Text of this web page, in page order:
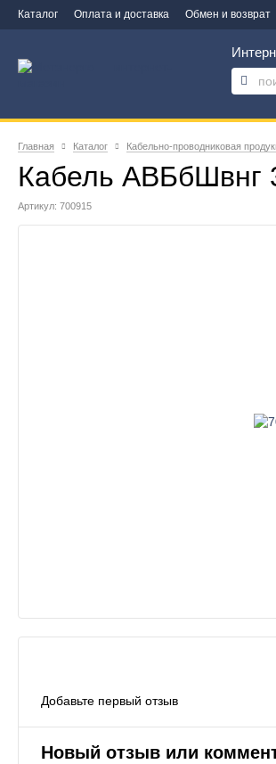
Каталог Оплата и доставка Обмен и возврат
Главная Каталог Кабельно-проводниковая
Кабель АВБбШвнг
Артикул: 700915
Добавьте первый отзыв
Новый отзыв или